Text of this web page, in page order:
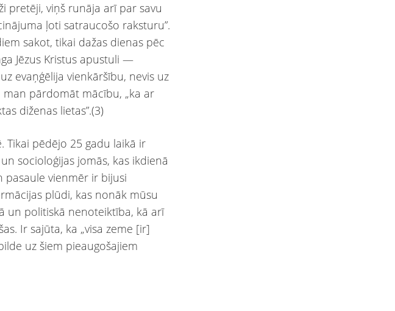
pretēji, viņš runāja arī par savu
ļoti satraucošo raksturu”.
sakot, tikai dažas dienas pēc
Jēzus Kristus apustuli —
evaņģēlija vienkāršību, nevis uz
man pārdomāt mācību, „ka ar
diženas lietas”.(3)
Tikai pēdējo 25 gadu laikā ir
socioloģijas jomās, kas ikdienā
pasaule vienmēr ir bijusi
plūdi, kas nonāk mūsu
un politiskā nenoteiktība, kā arī
Ir sajūta, ka „visa zeme [ir]
uz šiem pieaugošajiem